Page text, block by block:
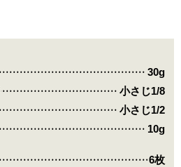
30g
小さじ1/8
小さじ1/2
10g
6枚